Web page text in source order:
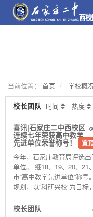
当前位置： 首页 学校概
校长团队 时间 热度
喜讯|石家庄二中西校区
连续七年荣获高中教学
先进单位荣誉称号！ 置
今年，石家庄教育局评选
单位。 继18、19、20、21
市“高中教学先进单位”称
规划，以“科研兴校”为目
校长团队